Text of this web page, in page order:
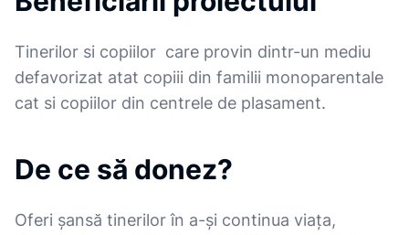
Tinerilor si copiilor care provin dintr-un mediu
defavorizat atat copiii din familii monoparentale
cat si copiilor din centrele de plasament.
De ce să donez?
Oferi șansă tinerilor în a-și continua viața,